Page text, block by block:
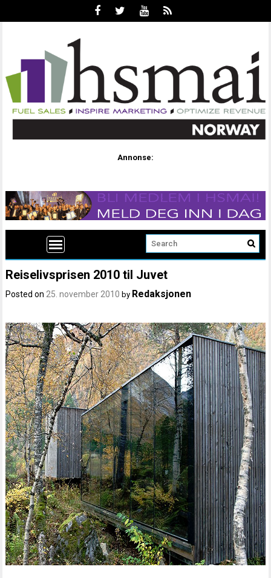
Annonse:
Reiselivsprisen 2010 til Juvet
Posted on25. november 2010 by Redaksjonen